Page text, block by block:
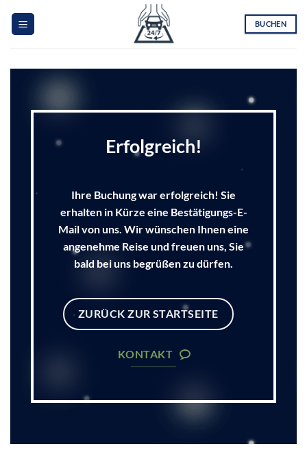
Inhalt
BUCHEN
Erfolgreich!
Ihre Buchung war erfolgreich! Sie
erhalten in Kürze eine Bestätigungs-E-
Mail von uns. Wir wünschen Ihnen eine
angenehme Reise und freuen uns, Sie
bald bei uns begrüßen zu dürfen.
ZURÜCK ZUR STARTSEITE
KONTAKT